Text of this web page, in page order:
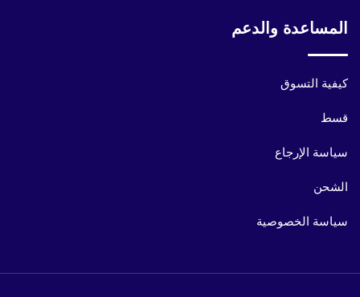
المساعدة والدعم
كيفية التسوق
قسط
سياسة الإرجاع
الشحن
سياسة الخصوصية